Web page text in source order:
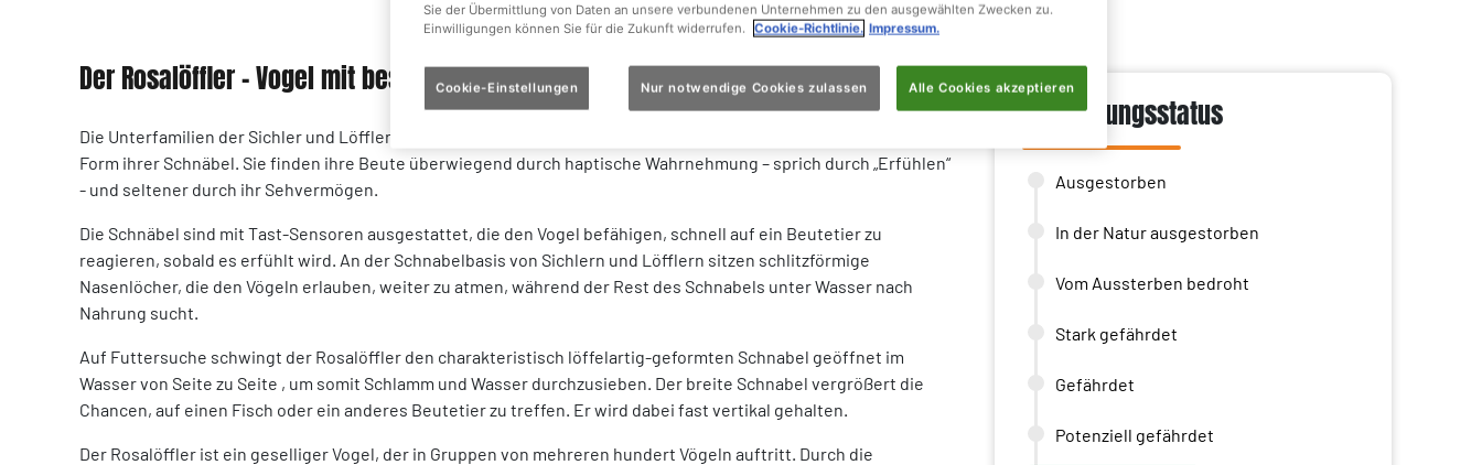
Der Rosalöffler - Vogel mit besonderer Schnabelform
Die Unterfamilien der Sichler und Löffler ähneln sich im Wesentlichen, unterscheiden sich aber in der markanten
Form ihrer Schnäbel. Sie finden ihre Beute überwiegend durch haptische Wahrnehmung – sprich durch „Erfühlen“
- und seltener durch ihr Sehvermögen.
Die Schnäbel sind mit Tast-Sensoren ausgestattet, die den Vogel befähigen, schnell auf ein Beutetier zu
reagieren, sobald es erfühlt wird. An der Schnabelbasis von Sichlern und Löfflern sitzen schlitzförmige
Nasenlöcher, die den Vögeln erlauben, weiter zu atmen, während der Rest des Schnabels unter Wasser nach
Nahrung sucht.
Auf Futtersuche schwingt der Rosalöffler den charakteristisch löffelartig-geformten Schnabel geöffnet im
Wasser von Seite zu Seite , um somit Schlamm und Wasser durchzusieben. Der breite Schnabel vergrößert die
Chancen, auf einen Fisch oder ein anderes Beutetier zu treffen. Er wird dabei fast vertikal gehalten.
Der Rosalöffler ist ein geselliger Vogel, der in Gruppen von mehreren hundert Vögeln auftritt. Durch die
Gefährdungsstatus
Ausgestorben
In der Natur ausgestorben
Vom Aussterben bedroht
Stark gefährdet
Gefährdet
Potenziell gefährdet
Sie der Übermittlung von Daten an unsere verbundenen Unternehmen zu den ausgewählten Zwecken zu.
Einwilligungen können Sie für die Zukunft widerrufen.
Cookie-Richtlinie. Impressum.
Nur notwendige Cookies zulassen Alle Cookies akzeptieren
Cookie-Einstellungen